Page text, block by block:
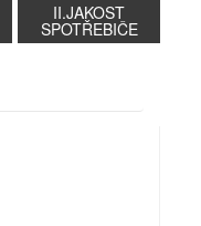
II.JAKOST
SPOTŘEBIČE